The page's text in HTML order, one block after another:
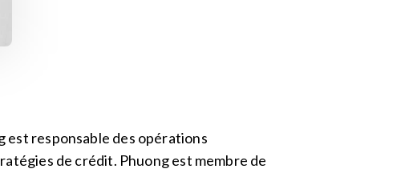
est responsable des opérations
de crédit. Phuong est membre de